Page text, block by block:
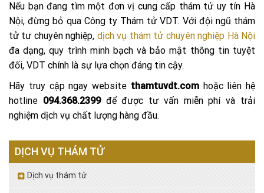
Nếu bạn đang tìm một đơn vị cung cấp thám tử uy tín Hà
Nội, đừng bỏ qua Công ty Thám tử VDT. Với đội ngũ thám
tử tư chuyên nghiệp, dịch vụ thám tử chuyên nghiệp Hà Nội
đa dạng, quy trình minh bạch và bảo mật thông tin tuyệt
đối, VDT chính là sự lựa chọn đáng tin cậy.
Hãy truy cập ngay website thamtuvdt.com hoặc liên hệ
hotline 094.368.2399để được tư vấn miễn phí và trải
nghiệm dịch vụ chất lượng hàng đầu.
DỊCH VỤ THÁM TỬ
Dịch vụ thám tử